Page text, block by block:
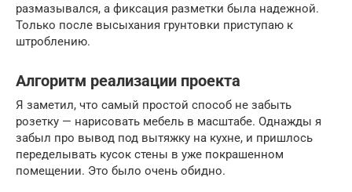
размазывался, а фиксация разметки была надежной.
Только после высыхания грунтовки приступаю к
штроблению.
Алгоритм реализации проекта
Я заметил, что самый простой способ не забыть
розетку — нарисовать мебель в масштабе. Однажды я
забыл про вывод под вытяжку на кухне, и пришлось
переделывать кусок стены в уже покрашенном
помещении. Это было очень обидно.